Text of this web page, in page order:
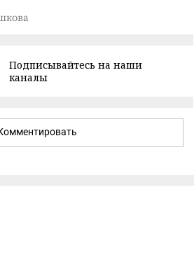
Подписывайтесь на наши
каналы